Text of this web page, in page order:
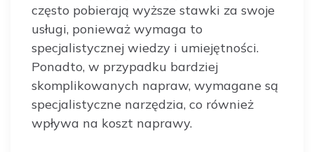
często pobierają wyższe stawki za swoje
usługi, ponieważ wymaga to
specjalistycznej wiedzy i umiejętności.
Ponadto, w przypadku bardziej
skomplikowanych napraw, wymagane są
specjalistyczne narzędzia, co również
wpływa na koszt naprawy.